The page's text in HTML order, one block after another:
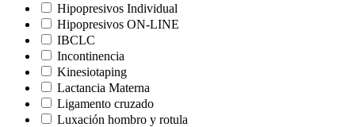
Hipopresivos Individual
Hipopresivos ON-LINE
IBCLC
Incontinencia
Kinesiotaping
Lactancia Materna
Ligamento cruzado
Luxación hombro y rotula